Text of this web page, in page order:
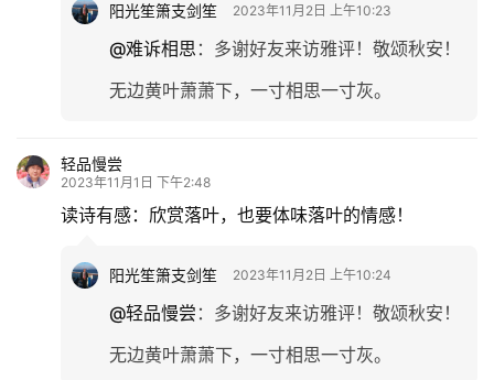
阳光笙箫支剑笙 2023年11月2日 上午10:23
@难诉相思 ： 多谢好友来访雅评！敬颂秋安！
无边黄叶萧萧下，一寸相思一寸灰。
轻品慢尝
2023年11月1日 下午2:48
读诗有感：欣赏落叶，也要体味落叶的情感！
阳光笙箫支剑笙 2023年11月2日 上午10:24
@轻品慢尝 ： 多谢好友来访雅评！敬颂秋安！
无边黄叶萧萧下，一寸相思一寸灰。